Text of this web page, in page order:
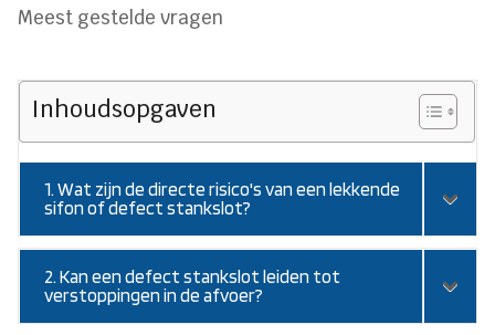
Meest gestelde vragen
Inhoudsopgaven
1. Wat zijn de directe risico's van een lekkende
sifon of defect stankslot?
2. Kan een defect stankslot leiden tot
verstoppingen in de afvoer?